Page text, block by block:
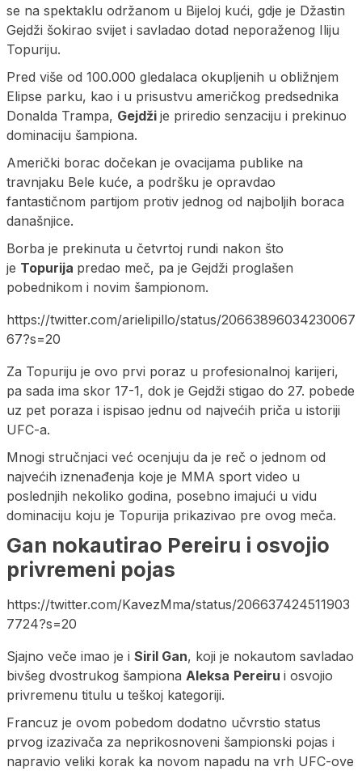
se na spektaklu održanom u Bijeloj kući, gdje je Džastin
Gejdži šokirao svijet i savladao dotad neporaženog Iliju
Topuriju.
Pred više od 100.000 gledalaca okupljenih u obližnjem
Elipse parku, kao i u prisustvu američkog predsednika
Donalda Trampa, Gejdži je priredio senzaciju i prekinuo
dominaciju šampiona.
Američki borac dočekan je ovacijama publike na
travnjaku Bele kuće, a podršku je opravdao
fantastičnom partijom protiv jednog od najboljih boraca
današnjice.
Borba je prekinuta u četvrtoj rundi nakon što
je Topurija predao meč, pa je Gejdži proglašen
pobednikom i novim šampionom.
https://twitter.com/arielipillo/status/20663896034230067
67?s=20
Za Topuriju je ovo prvi poraz u profesionalnoj karijeri,
pa sada ima skor 17-1, dok je Gejdži stigao do 27. pobede
uz pet poraza i ispisao jednu od najvećih priča u istoriji
UFC-a.
Mnogi stručnjaci već ocenjuju da je reč o jednom od
najvećih iznenađenja koje je MMA sport video u
poslednjih nekoliko godina, posebno imajući u vidu
dominaciju koju je Topurija prikazivao pre ovog meča.
Gan nokautirao Pereiru i osvojio
privremeni pojas
https://twitter.com/KavezMma/status/206637424511903
7724?s=20
Sjajno veče imao je i Siril Gan, koji je nokautom savladao
bivšeg dvostrukog šampiona Aleksa Pereiru i osvojio
privremenu titulu u teškoj kategoriji.
Francuz je ovom pobedom dodatno učvrstio status
prvog izazivača za neprikosnoveni šampionski pojas i
napravio veliki korak ka novom napadu na vrh UFC-ove